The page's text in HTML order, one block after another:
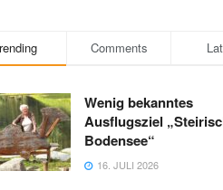
Comments
Wenig bekanntes
Ausflugsziel
Bodensee“
16. JULI 2026